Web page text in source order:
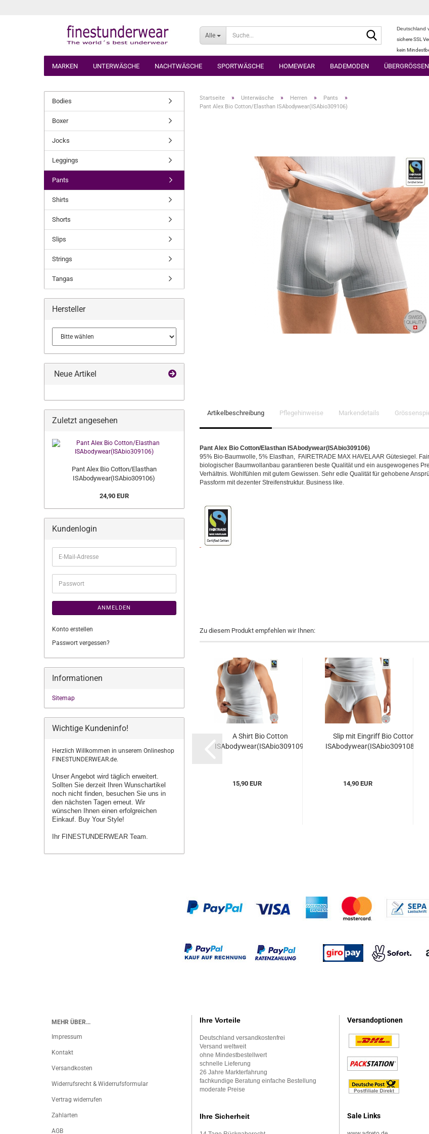
Alle
Suche...Deutschland
sichere SSL
kein
MARKEN UNTERWÄSCHE NACHTWÄSCHE SPORTWÄSCHE HOMEWEAR BADEMODEN ÜBERGRÖSSEN
Startseite » Unterwäsche » Herren » Pants »
Pant Alex Bio Cotton/Elasthan ISAbodywear(ISAbio309106)
Artikelbeschreibung Pflegehinweise Markendetails
Pant Alex Bio Cotton/Elasthan ISAbodywear(ISAbio309106)
95% Bio-Baumwolle, 5% Elasthan, FAIRETRADE MAX HAVELAAR Gütesiegel.
biologischer Baumwollanbau garantieren beste Qualität und ein ausgewogenes
Verhältnis. Wohlfühlen mit gutem Gewissen. Sehr edle Qualität für gehobene
Passform mit dezenter Streifenstruktur. Business like.
Zu diesem Produkt empfehlen wir Ihnen:
A Shirt Bio Cotton
ISAbodywear(ISAbio309109)
15,90 EUR
Slip mit Eingriff Bio Cotton
ISAbodywear(ISAbio309108)...
14,90 EUR
Bodies
Boxer
Jocks
Leggings
Pants
Shirts
Shorts
Slips
Strings
Tangas
Hersteller
Neue Artikel
Zuletzt angesehen
Pant Alex Bio Cotton/Elasthan
ISAbodywear(ISAbio309106)
24,90 EUR
Kundenlogin
E-
Mail-
Adresse
Passwort
ANMELDEN
Konto erstellen
Passwort vergessen?
Informationen
Sitemap
Wichtige Kundeninfo!
Herzlich Willkommen in unserem Onlineshop
FINESTUNDERWEAR.de.
Unser Angebot wird täglich erweitert.
Sollten Sie derzeit Ihren Wunschartikel
noch nicht finden, besuchen Sie uns in
den nächsten Tagen erneut. Wir
wünschen Ihnen einen erfolgreichen
Einkauf. Buy Your Style!
Ihr FINESTUNDERWEAR Team.
MEHR ÜBER...
Impressum
Kontakt
Versandkosten
Widerrufsrecht & Widerrufsformular
Vertrag widerrufen
Zahlarten
AGB
Ihre Vorteile
Deutschland versandkostenfrei
Versand weltweit
ohne Mindestbestellwert
schnelle Lieferung
26 Jahre Markterfahrung
fachkundige Beratung einfache Bestellung
moderate Preise
Ihre Sicherheit
Versandoptionen
Sale Links